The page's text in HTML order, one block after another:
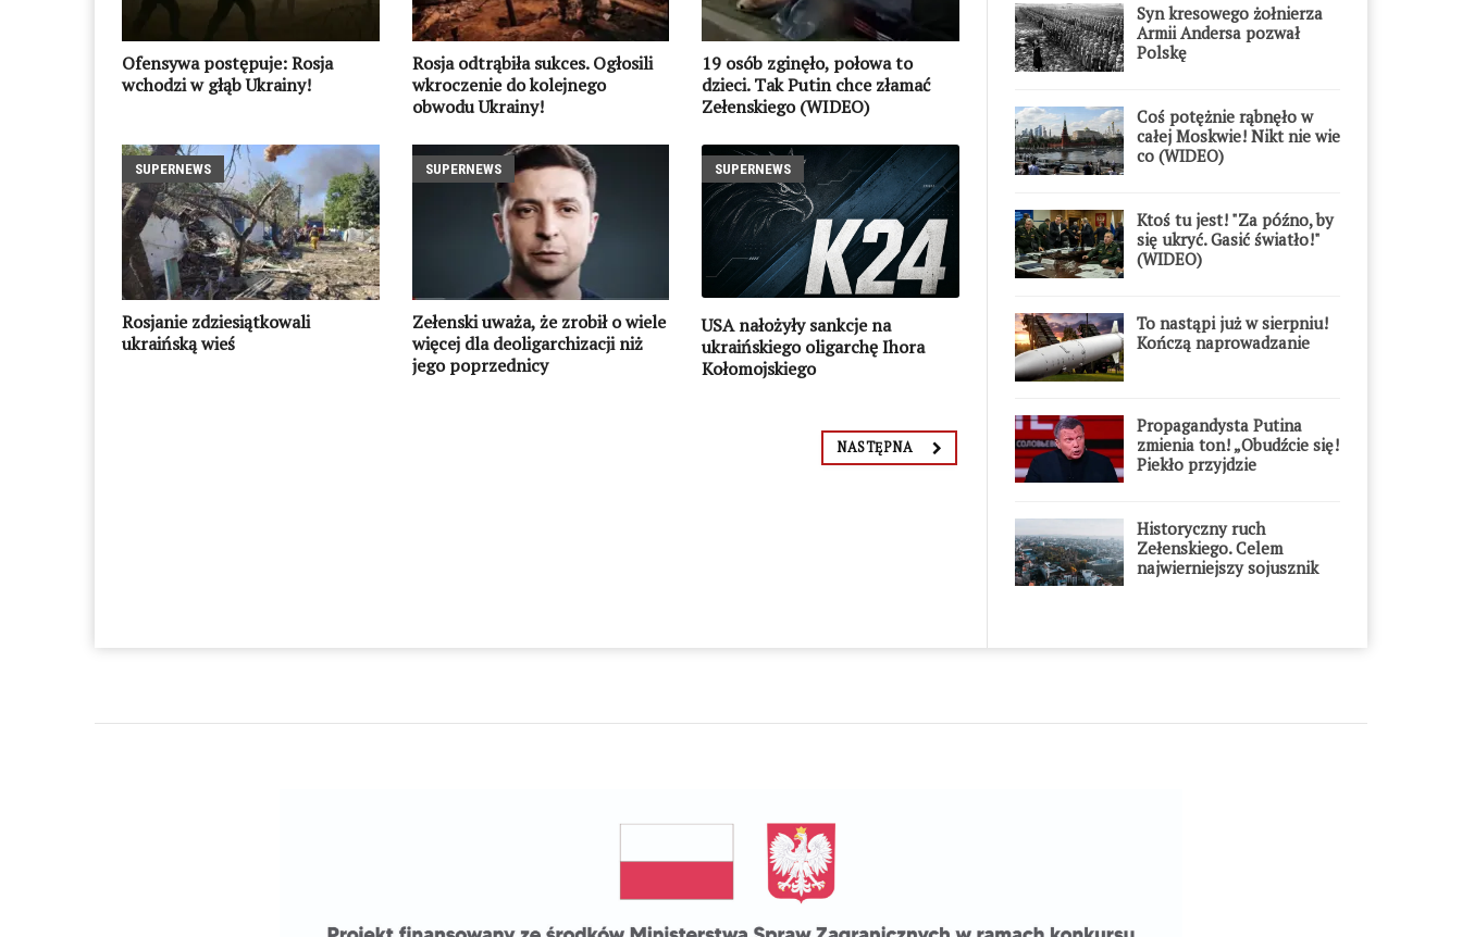
Ofensywa postępuje: Rosja
wchodzi w głąb Ukrainy!
Rosja odtrąbiła sukces. Ogłosili
wkroczenie do kolejnego
obwodu Ukrainy!
19 osób zginęło, połowa to
dzieci. Tak Putin chce złamać
Zełenskiego (WIDEO)
SUPERNEWS
Rosjanie zdziesiątkowali
ukraińską wieś
SUPERNEWS
Zełenski uważa, że zrobił o wiele
więcej dla deoligarchizacji niż
jego poprzednicy
SUPERNEWS
USA nałożyły sankcje na
ukraińskiego oligarchę Ihora
Kołomojskiego
NASTĘPNA
Syn kresowego żołnierza
Armii Andersa pozwał
Polskę
Coś potężnie rąbnęło w
całej Moskwie! Nikt nie wie
co (WIDEO)
Ktoś tu jest! "Za późno, by
się ukryć. Gasić światło!"
(WIDEO)
To nastąpi już w sierpniu!
Kończą naprowadzanie
Propagandysta Putina
zmienia ton! „Obudźcie się!
Piekło przyjdzie
Historyczny ruch
Zełenskiego. Celem
najwierniejszy sojusznik